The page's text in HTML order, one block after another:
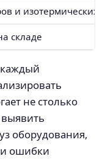
и изотермических
складе
не столько
выявить
оборудования,
ошибки